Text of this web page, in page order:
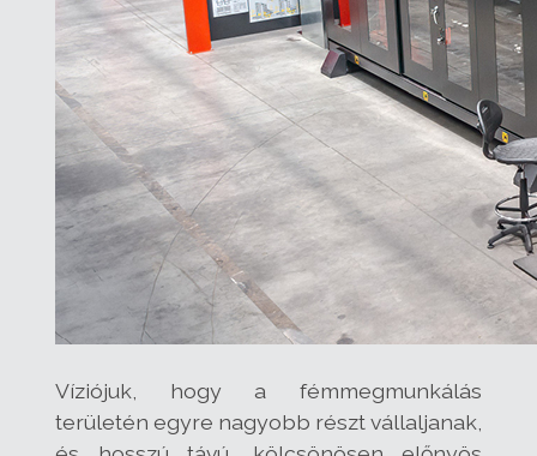
Víziójuk, hogy a fémmegmunkálás
területén egyre nagyobb részt vállaljanak,